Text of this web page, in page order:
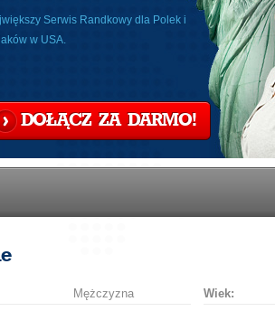
Serwis Randkowy dla Polek i
w USA.
DOŁĄCZ ZA DARMO!
Mężczyzna Wiek: